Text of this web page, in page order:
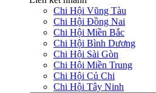
Chi Hội Vũng Tàu
Chi Hội Đồng Nai
Chi Hội Miền Bắc
Chi Hội Bình Dương
Chi Hội Sài Gòn
Chi Hội Miền Trung
Chi Hội Củ Chi
Chi Hội Tây Ninh